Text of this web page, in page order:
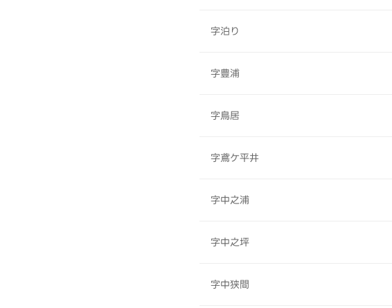
字泊り
字豊浦
字鳥居
字鳶ケ平井
字中之浦
字中之坪
字中狭間